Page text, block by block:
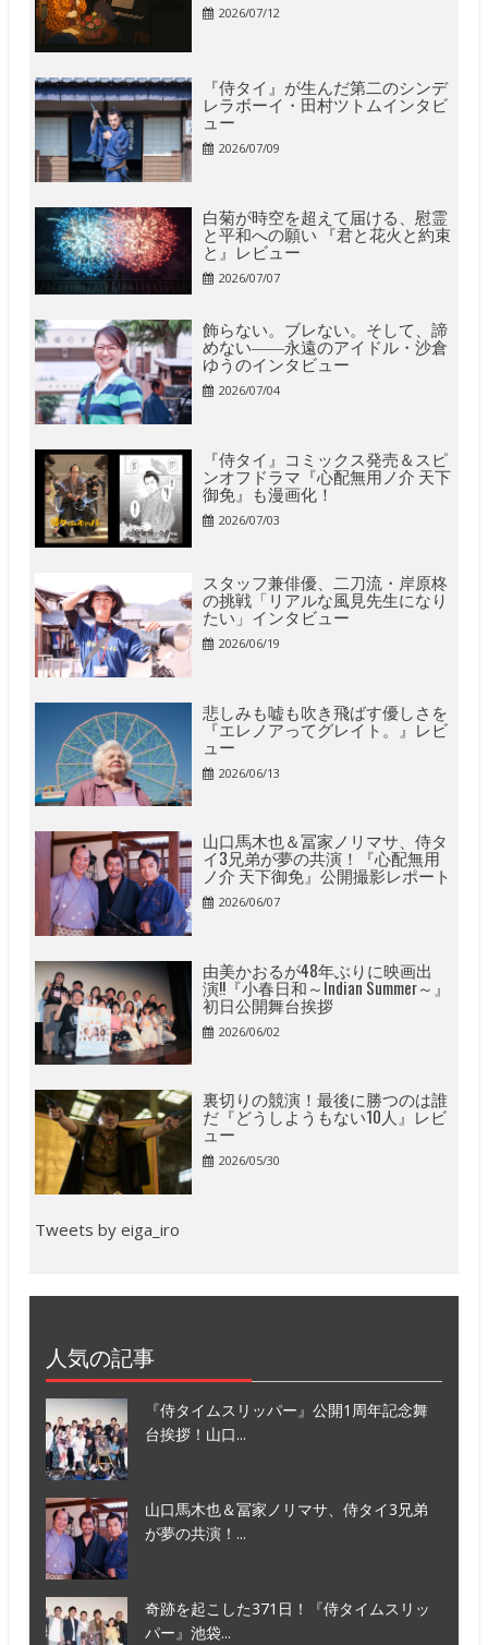
2026/07/12
『侍タイ』が生んだ第二のシンデ
レラボーイ・田村ツトムインタビ
ュー
2026/07/09
白菊が時空を超えて届ける、慰霊
と平和への願い 『君と花火と約束
と』レビュー
2026/07/07
飾らない。ブレない。そして、諦
めない――永遠のアイドル・沙倉
ゆうのインタビュー
2026/07/04
『侍タイ』コミックス発売＆スピ
ンオフドラマ『心配無用ノ介 天下
御免』も漫画化！
2026/07/03
スタッフ兼俳優、二刀流・岸原柊
の挑戦「リアルな風見先生になり
たい」インタビュー
2026/06/19
悲しみも嘘も吹き飛ばす優しさを
『エレノアってグレイト。』レビ
ュー
2026/06/13
山口馬木也＆冨家ノリマサ、侍タ
イ3兄弟が夢の共演！『心配無用
ノ介 天下御免』公開撮影レポート
2026/06/07
由美かおるが48年ぶりに映画出
演!!『小春日和～Indian Summer～』
初日公開舞台挨拶
2026/06/02
裏切りの競演！最後に勝つのは誰
だ『どうしようもない10人』レビ
ュー
2026/05/30
Tweets by eiga_iro
人気の記事
『侍タイムスリッパー』公開1周年記念舞
台挨拶！山口...
山口馬木也＆冨家ノリマサ、侍タイ3兄弟
が夢の共演！...
奇跡を起こした371日！『侍タイムスリッ
パー』池袋...